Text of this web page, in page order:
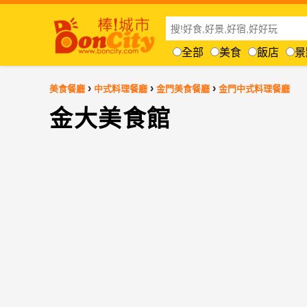
全部 美食 飯店
美食餐廳 › 中式料理餐廳 › 金門美食餐廳 › 金門中式料理餐廳
金大美食館